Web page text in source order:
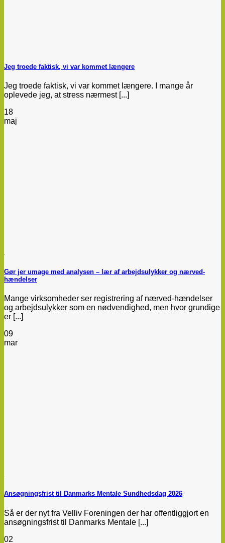
Jeg troede faktisk, vi var kommet længere
Jeg troede faktisk, vi var kommet længere. I mange år
oplevede jeg, at stress nærmest [...]
18
maj
Gør jer umage med analysen – lær af arbejdsulykker og nærved-
hændelser
Mange virksomheder ser registrering af nærved-hændelser
og arbejdsulykker som en nødvendighed, men hvor grundige
er [...]
09
mar
Ansøgningsfrist til Danmarks Mentale Sundhedsdag 2026
Så er der nyt fra Velliv Foreningen der har offentliggjort en
ansøgningsfrist til Danmarks Mentale [...]
02